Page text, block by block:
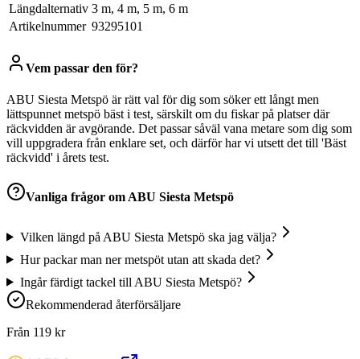
Längdalternativ 3 m, 4 m, 5 m, 6 m
Artikelnummer 93295101
Vem passar den för?
ABU Siesta Metspö är rätt val för dig som söker ett långt men
lättspunnet metspö bäst i test, särskilt om du fiskar på platser där
räckvidden är avgörande. Det passar såväl vana metare som dig som
vill uppgradera från enklare set, och därför har vi utsett det till 'Bäst
räckvidd' i årets test.
Vanliga frågor omABU Siesta Metspö
Vilken längd på ABU Siesta Metspö ska jag välja?
Hur packar man ner metspöt utan att skada det?
Ingår färdigt tackel till ABU Siesta Metspö?
Rekommenderad återförsäljare
Från 119 kr